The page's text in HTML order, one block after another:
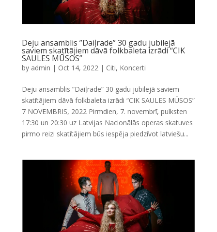
Deju ansamblis ”Daiļrade” 30 gadu jubilejā
saviem skatītājiem dāvā folkbaleta izrādi “CIK
SAULES MŪSOS”
by admin | Oct 14, 2022| Citi, Koncerti
Deju ansamblis ”Daiļrade” 30 gadu jubilejā saviem
skatītājiem dāvā folkbaleta izrādi “CIK SAULES MŪSOS”
7 NOVEMBRIS, 2022 Pirmdien, 7. novembrī, pulksten
17:30 un 20:30 uz Latvijas Nacionālās operas skatuves
pirmo reizi skatītājiem būs iespēja piedzīvot latviešu...